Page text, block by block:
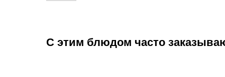
С этим блюдом часто